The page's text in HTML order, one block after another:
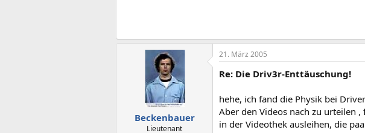
Beckenbauer
Lieutenant
21. März 2005
Re: Die Driv3r-Enttäuschung!
hehe, ich fand die Physik bei
Aber den Videos nach zu urteilen
in der Videothek ausleihen, die